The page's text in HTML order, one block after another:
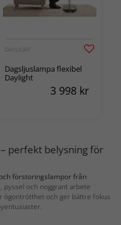
DAYLIGHT
Dagsljuslampa flexibel
Daylight
3 998 kr
perfekt belysning för
förstoringslampor från
pyssel och noggrant arbete
ögontrötthet och ger bättre fokus